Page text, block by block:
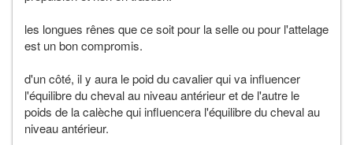
les longues rênes que ce soit pour la selle ou pour l'attelage
est un bon compromis.
d'un côté, il y aura le poid du cavalier qui va influencer
l'équilibre du cheval au niveau antérieur et de l'autre le
poids de la calèche qui influencera l'équilibre du cheval au
niveau antérieur.